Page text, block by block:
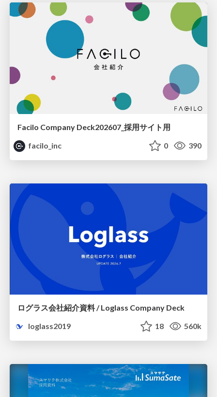
Facilo Company Deck202607_採用サイト用
facilo_inc
0 390
ログラス会社紹介資料 / Loglass Company Deck
loglass2019
18 560k